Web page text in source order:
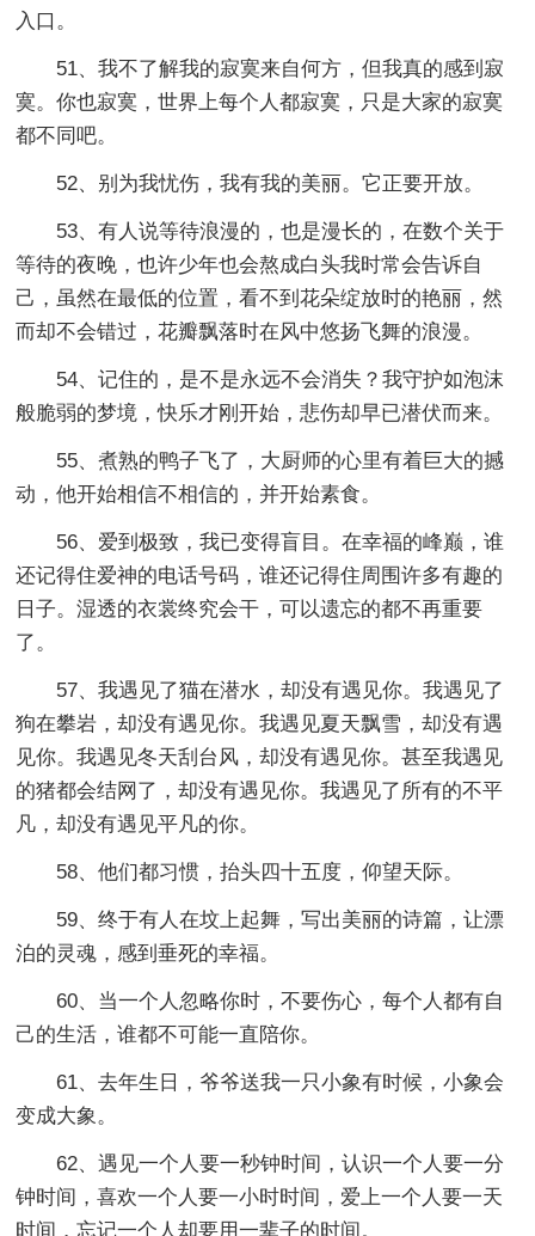
入口。
51、我不了解我的寂寞来自何方，但我真的感到寂
寞。你也寂寞，世界上每个人都寂寞，只是大家的寂寞
都不同吧。
52、别为我忧伤，我有我的美丽。它正要开放。
53、有人说等待浪漫的，也是漫长的，在数个关于
等待的夜晚，也许少年也会熬成白头我时常会告诉自
己，虽然在最低的位置，看不到花朵绽放时的艳丽，然
而却不会错过，花瓣飘落时在风中悠扬飞舞的浪漫。
54、记住的，是不是永远不会消失？我守护如泡沫
般脆弱的梦境，快乐才刚开始，悲伤却早已潜伏而来。
55、煮熟的鸭子飞了，大厨师的心里有着巨大的撼
动，他开始相信不相信的，并开始素食。
56、爱到极致，我已变得盲目。在幸福的峰巅，谁
还记得住爱神的电话号码，谁还记得住周围许多有趣的
日子。湿透的衣裳终究会干，可以遗忘的都不再重要
了。
57、我遇见了猫在潜水，却没有遇见你。我遇见了
狗在攀岩，却没有遇见你。我遇见夏天飘雪，却没有遇
见你。我遇见冬天刮台风，却没有遇见你。甚至我遇见
的猪都会结网了，却没有遇见你。我遇见了所有的不平
凡，却没有遇见平凡的你。
58、他们都习惯，抬头四十五度，仰望天际。
59、终于有人在坟上起舞，写出美丽的诗篇，让漂
泊的灵魂，感到垂死的幸福。
60、当一个人忽略你时，不要伤心，每个人都有自
己的生活，谁都不可能一直陪你。
61、去年生日，爷爷送我一只小象有时候，小象会
变成大象。
62、遇见一个人要一秒钟时间，认识一个人要一分
钟时间，喜欢一个人要一小时时间，爱上一个人要一天
时间，忘记一个人却要用一辈子的时间。